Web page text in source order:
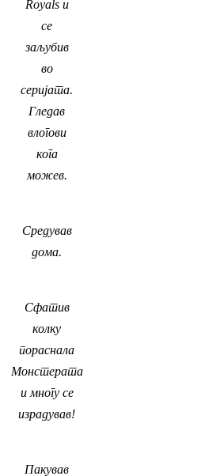
Royals и
се
заљубив
во
серијата.
Гледав
влогови
кога
можев.
Средував
дома.
Сфатив
колку
пораснала
Монстерата
и многу се
израдував!
Пакував